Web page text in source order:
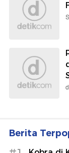
Berita